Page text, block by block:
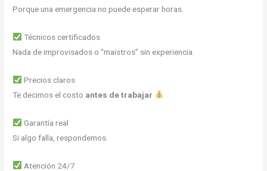
Porque una emergencia no puede esperar horas.
Técnicos certificados
Nada de improvisados o “maistros” sin experiencia.
Precios claros
Te decimos el costo antes de trabajar
Garantía real
Si algo falla, respondemos.
Atención 24/7